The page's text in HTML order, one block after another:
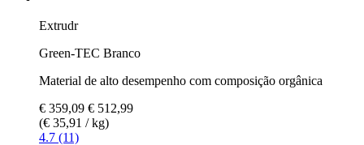
Extrudr
Green-TEC Branco
Material de alto desempenho com composição orgânica
€ 359,09 € 512,99
(€ 35,91 / kg)
4.7 (11)